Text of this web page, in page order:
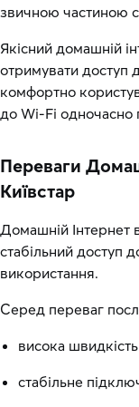
звичною частиною
Якісний домашній
отримувати доступ
комфортно
до Wi-Fi одночасно
Переваги
Київстар
Домашній Інтернет
стабільний доступ
використання.
Серед переваг
висока
стабільне